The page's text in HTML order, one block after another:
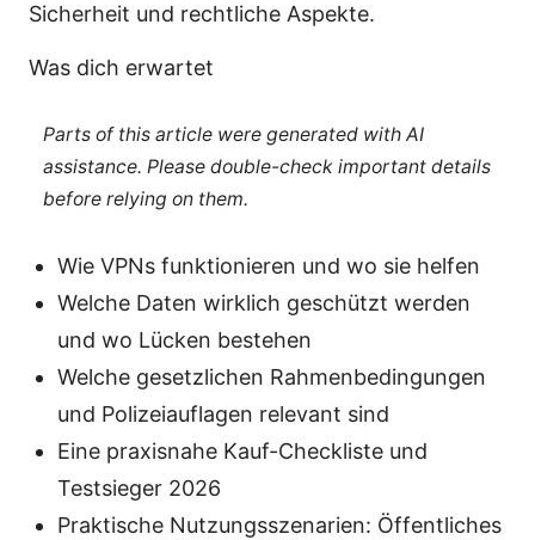
Sicherheit und rechtliche Aspekte.
Was dich erwartet
Parts of this article were generated with AI
assistance. Please double-check important details
before relying on them.
Wie VPNs funktionieren und wo sie helfen
Welche Daten wirklich geschützt werden
und wo Lücken bestehen
Welche gesetzlichen Rahmenbedingungen
und Polizeiauflagen relevant sind
Eine praxisnahe Kauf-Checkliste und
Testsieger 2026
Praktische Nutzungsszenarien: Öffentliches